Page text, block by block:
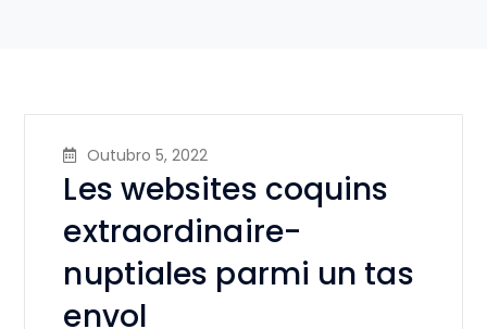
Outubro 5, 2022
Les websites coquins
extraordinaire-
nuptiales parmi un tas
envol